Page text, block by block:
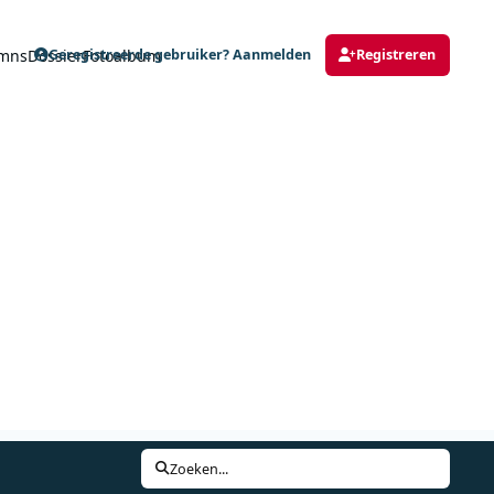
DossierFotoalbum
Geregistreerde gebruiker? Aanmelden Registreren
Zoeken...